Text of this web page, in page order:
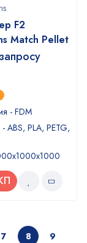
F2
Match Pellet
- FDM
ABS, PLA, PETG,
7 8
9